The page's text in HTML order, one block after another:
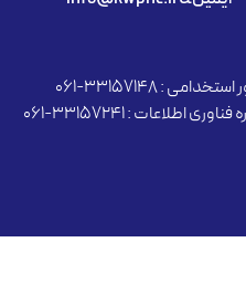
: 33157148-061
فناوری اطلاعات : 33157241-061